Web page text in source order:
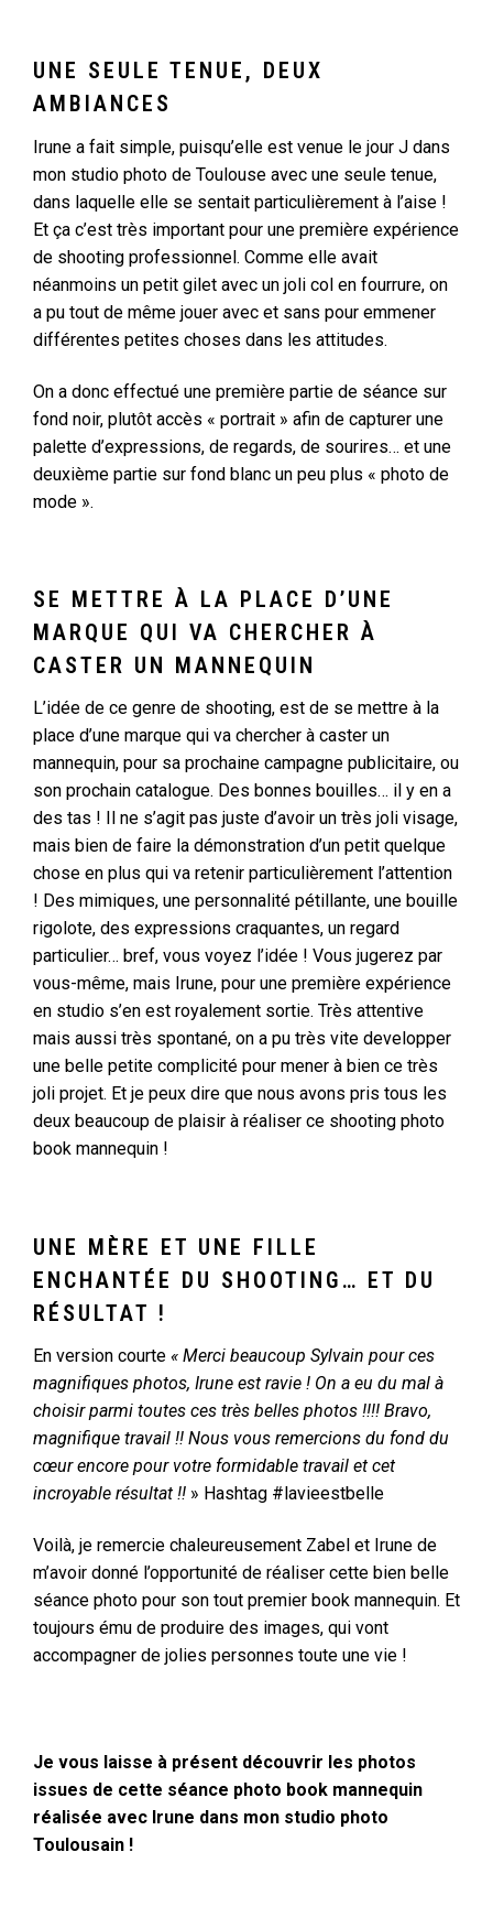
UNE SEULE TENUE, DEUX
AMBIANCES
Irune a fait simple, puisqu’elle est venue le jour J dans
mon studio photo de Toulouse avec une seule tenue,
dans laquelle elle se sentait particulièrement à l’aise !
Et ça c’est très important pour une première expérience
de shooting professionnel. Comme elle avait
néanmoins un petit gilet avec un joli col en fourrure, on
a pu tout de même jouer avec et sans pour emmener
différentes petites choses dans les attitudes.
On a donc effectué une première partie de séance sur
fond noir, plutôt accès « portrait » afin de capturer une
palette d’expressions, de regards, de sourires… et une
deuxième partie sur fond blanc un peu plus « photo de
mode ».
SE METTRE À LA PLACE D’UNE
MARQUE QUI VA CHERCHER À
CASTER UN MANNEQUIN
L’idée de ce genre de shooting, est de se mettre à la
place d’une marque qui va chercher à caster un
mannequin, pour sa prochaine campagne publicitaire, ou
son prochain catalogue. Des bonnes bouilles… il y en a
des tas ! Il ne s’agit pas juste d’avoir un très joli visage,
mais bien de faire la démonstration d’un petit quelque
chose en plus qui va retenir particulièrement l’attention
! Des mimiques, une personnalité pétillante, une bouille
rigolote, des expressions craquantes, un regard
particulier… bref, vous voyez l’idée ! Vous jugerez par
vous-même, mais Irune, pour une première expérience
en studio s’en est royalement sortie. Très attentive
mais aussi très spontané, on a pu très vite developper
une belle petite complicité pour mener à bien ce très
joli projet. Et je peux dire que nous avons pris tous les
deux beaucoup de plaisir à réaliser ce shooting photo
book mannequin !
UNE MÈRE ET UNE FILLE
ENCHANTÉE DU SHOOTING… ET DU
RÉSULTAT !
En version courte « Merci beaucoup Sylvain pour ces
magnifiques photos, Irune est ravie ! On a eu du mal à
choisir parmi toutes ces très belles photos !!!! Bravo,
magnifique travail !! Nous vous remercions du fond du
cœur encore pour votre formidable travail et cet
incroyable résultat !! » Hashtag #lavieestbelle
Voilà, je remercie chaleureusement Zabel et Irune de
m’avoir donné l’opportunité de réaliser cette bien belle
séance photo pour son tout premier book mannequin. Et
toujours ému de produire des images, qui vont
accompagner de jolies personnes toute une vie !
Je vous laisse à présent découvrir les photos
issues de cette séance photo book mannequin
réalisée avec Irune dans mon studio photo
Toulousain !